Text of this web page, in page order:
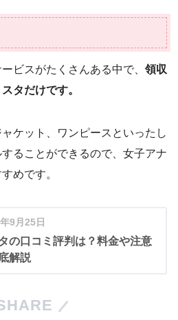
ビスがたくさんある中で、 領収
タだけです。
ケット、ワンピースといったし
ることができるので、女子アナ
めです。
9月25日
の口コミ評判は？料金や注意
解説